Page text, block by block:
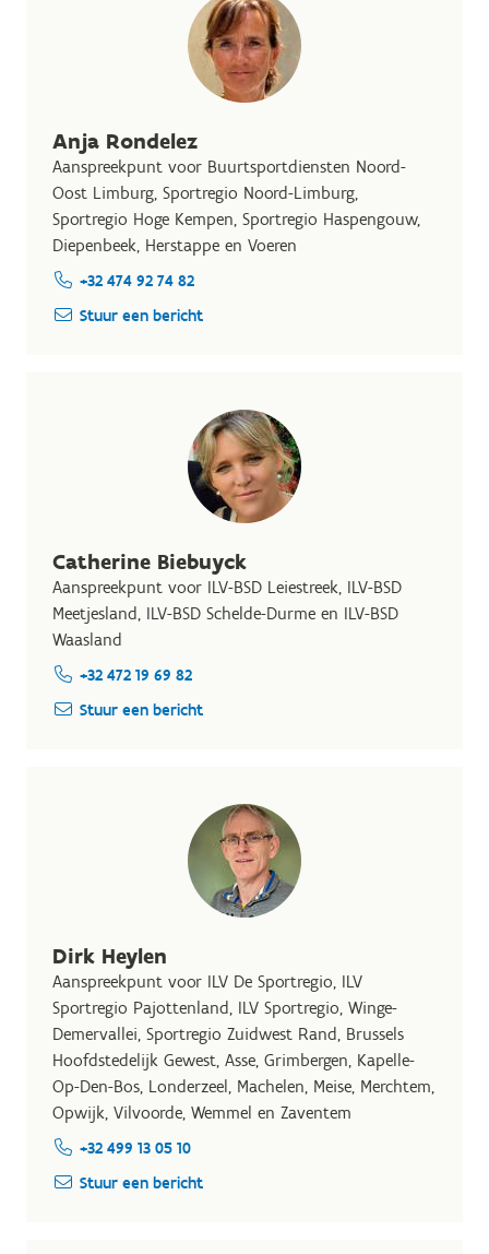
Anja Rondelez
Aanspreekpunt voor Buurtsportdiensten Noord-
Oost Limburg, Sportregio Noord-Limburg,
Sportregio Hoge Kempen, Sportregio Haspengouw,
Diepenbeek, Herstappe en Voeren
+32 474 92 74 82
Stuur een bericht
Catherine Biebuyck
Aanspreekpunt voor ILV-BSD Leiestreek, ILV-BSD
Meetjesland, ILV-BSD Schelde-Durme en ILV-BSD
Waasland
+32 472 19 69 82
Stuur een bericht
Dirk Heylen
Aanspreekpunt voor ILV De Sportregio, ILV
Sportregio Pajottenland, ILV Sportregio, Winge-
Demervallei, Sportregio Zuidwest Rand, Brussels
Hoofdstedelijk Gewest, Asse, Grimbergen, Kapelle-
Op-Den-Bos, Londerzeel, Machelen, Meise, Merchtem,
Opwijk, Vilvoorde, Wemmel en Zaventem
+32 499 13 05 10
Stuur een bericht